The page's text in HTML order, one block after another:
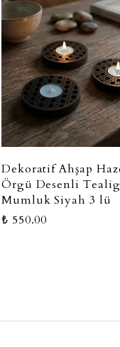
Dekoratif Ahşap
Örgü Desenli
Mumluk Siyah 3 lü
₺ 550.00